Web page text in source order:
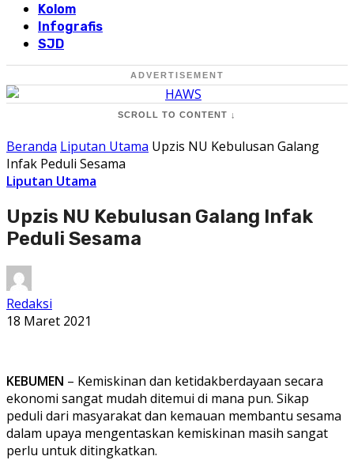
Kolom
Infografis
SJD
ADVERTISEMENT
SCROLL TO CONTENT ↓
Beranda Liputan Utama Upzis NU Kebulusan Galang
Infak Peduli Sesama
Liputan Utama
Upzis NU Kebulusan Galang Infak
Peduli Sesama
Redaksi
18 Maret 2021
KEBUMEN – Kemiskinan dan ketidakberdayaan secara
ekonomi sangat mudah ditemui di mana pun. Sikap
peduli dari masyarakat dan kemauan membantu sesama
dalam upaya mengentaskan kemiskinan masih sangat
perlu untuk ditingkatkan.